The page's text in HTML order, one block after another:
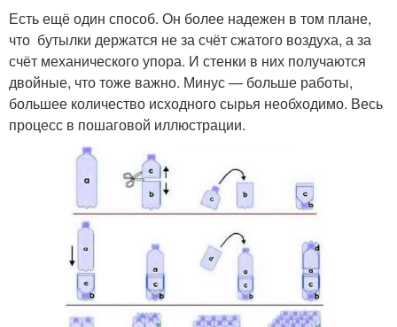
Есть ещё один способ. Он более надежен в том плане,
что бутылки держатся не за счёт сжатого воздуха, а за
счёт механического упора. И стенки в них получаются
двойные, что тоже важно. Минус — больше работы,
большее количество исходного сырья необходимо. Весь
процесс в пошаговой иллюстрации.